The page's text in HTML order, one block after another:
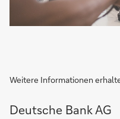
Weitere Informationen
Deutsche Bank AG